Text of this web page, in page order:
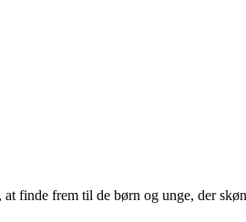
finde frem til de børn og unge, der